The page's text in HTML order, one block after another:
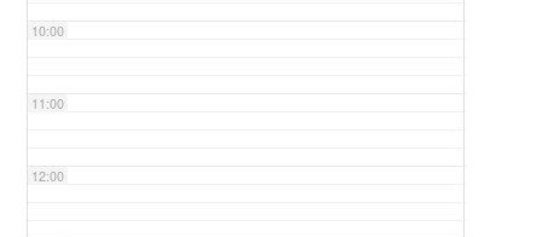
10:00
11:00
12:00